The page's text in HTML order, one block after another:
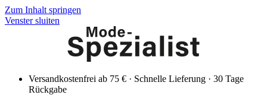
Zum Inhalt springen
Venster sluiten
Versandkostenfrei ab 75 € · Schnelle Lieferung · 30 Tage
Rückgabe